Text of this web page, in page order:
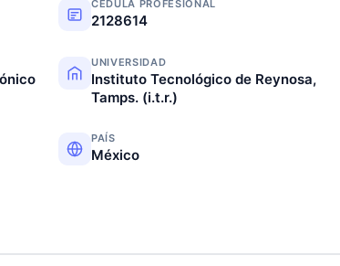
CÉDULA PROFESIONAL
2128614
UNIVERSIDAD
Instituto Tecnológico de Reynosa,
Tamps. (i.t.r.)
PAÍS
México